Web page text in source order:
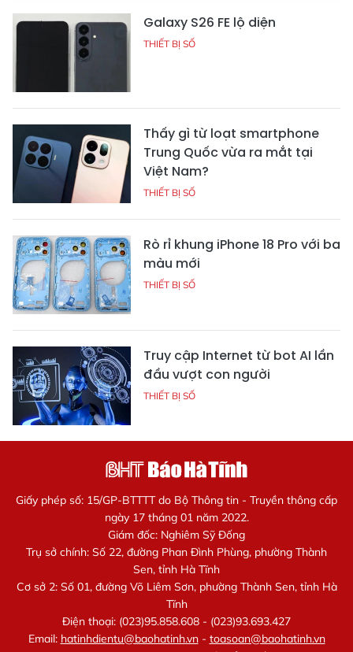
Galaxy S26 FE lộ diện
THIẾT BỊ SỐ
Thấy gì từ loạt smartphone
Trung Quốc vừa ra mắt tại
Việt Nam?
THIẾT BỊ SỐ
Rò rỉ khung iPhone 18 Pro với ba
màu mới
THIẾT BỊ SỐ
Truy cập Internet từ bot AI lần
đầu vượt con người
THIẾT BỊ SỐ
Giấy phép số: 15/GP-BTTTT do Bộ Thông tin - Truyền thông cấp
ngày 17 tháng 01 năm 2022.
Giám đốc: Nghiêm Sỹ Đống
Trụ sở chính: Số 22, đường Phan Đình Phùng, phường Thành
Sen, tỉnh Hà Tĩnh
Cơ sở 2: Số 01, đường Võ Liêm Sơn, phường Thành Sen, tỉnh Hà
Tĩnh
Điện thoại: (023)95.858.608 - (023)93.693.427
Email: hatinhdientu@baohatinh.vn- toasoan@baohatinh.vn